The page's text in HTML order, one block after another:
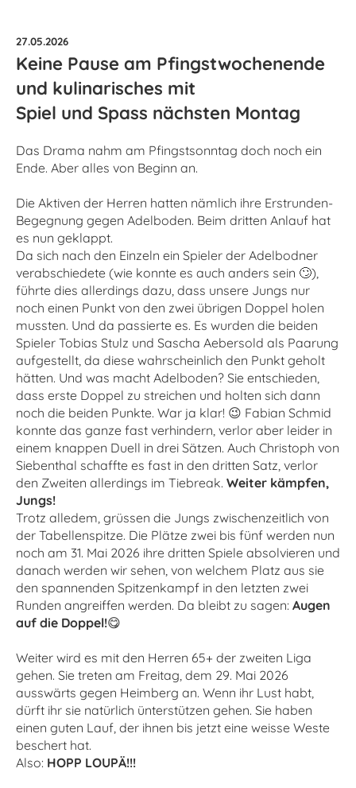
27.05.2026
Keine Pause am Pfingstwochenende
und kulinarisches mit
Spiel und Spass nächsten Montag
Das Drama nahm am Pfingstsonntag doch noch ein
Ende. Aber alles von Beginn an.
Die Aktiven der Herren hatten nämlich ihre Erstrunden-
Begegnung gegen Adelboden. Beim dritten Anlauf hat
es nun geklappt.
Da sich nach den Einzeln ein Spieler der Adelbodner
verabschiedete (wie konnte es auch anders sein 🙄),
führte dies allerdings dazu, dass unsere Jungs nur
noch einen Punkt von den zwei übrigen Doppel holen
mussten. Und da passierte es. Es wurden die beiden
Spieler Tobias Stulz und Sascha Aebersold als Paarung
aufgestellt, da diese wahrscheinlich den Punkt geholt
hätten. Und was macht Adelboden? Sie entschieden,
dass erste Doppel zu streichen und holten sich dann
noch die beiden Punkte. War ja klar! 😉 Fabian Schmid
konnte das ganze fast verhindern, verlor aber leider in
einem knappen Duell in drei Sätzen. Auch Christoph von
Siebenthal schaffte es fast in den dritten Satz, verlor
den Zweiten allerdings im Tiebreak. Weiter kämpfen,
Jungs!
Trotz alledem, grüssen die Jungs zwischenzeitlich von
der Tabellenspitze. Die Plätze zwei bis fünf werden nun
noch am 31. Mai 2026 ihre dritten Spiele absolvieren und
danach werden wir sehen, von welchem Platz aus sie
den spannenden Spitzenkampf in den letzten zwei
Runden angreiffen werden. Da bleibt zu sagen: Augen
auf die Doppel!😋
Weiter wird es mit den Herren 65+ der zweiten Liga
gehen. Sie treten am Freitag, dem 29. Mai 2026
ausswärts gegen Heimberg an. Wenn ihr Lust habt,
dürft ihr sie natürlich ünterstützen gehen. Sie haben
einen guten Lauf, der ihnen bis jetzt eine weisse Weste
beschert hat.
Also: HOPP LOUPÄ!!!